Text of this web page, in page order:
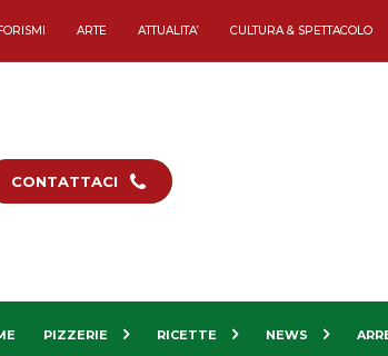
ARTE ATTUALITA’ CULTURA & SPETTACOLO
CONTATTACI
PIZZERIE RICETTE NEWS